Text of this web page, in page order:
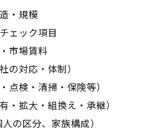
・規模
ェック項目
市場賃料
の対応・体制）
点検・清掃・保険等）
・拡大・組換え・承継）
の区分、家族構成）